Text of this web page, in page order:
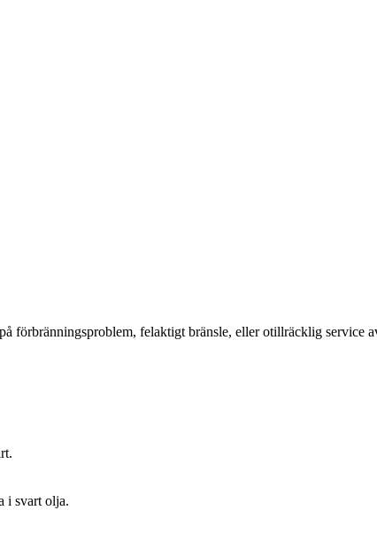
förbränningsproblem, felaktigt bränsle, eller otillräcklig service
i svart olja.